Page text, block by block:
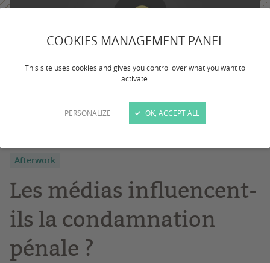
COOKIES MANAGEMENT PANEL
This site uses cookies and gives you control over what you want to
activate.
PERSONALIZE OK, ACCEPT ALL
Afterwork
Les médias influencent-
ils la condamnation
pénale ?